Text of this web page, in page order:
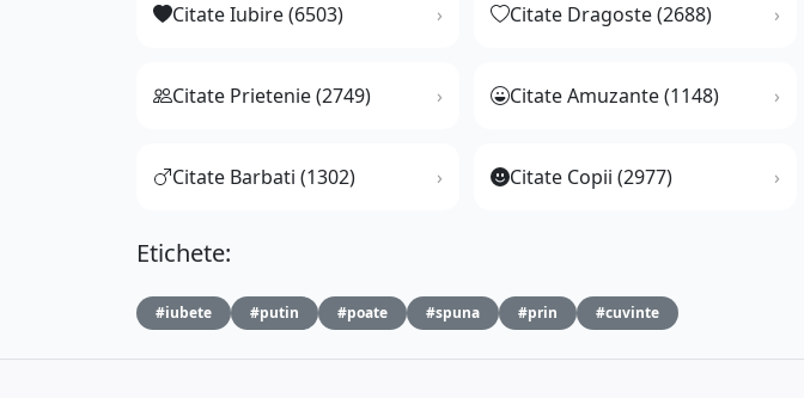
Citate Iubire (6503) Citate Dragoste (2688)
Citate Prietenie (2749) Citate Amuzante (1148)
Citate Barbati (1302) Citate Copii (2977)
Etichete:
#iubete #putin #poate #spuna #prin #cuvinte